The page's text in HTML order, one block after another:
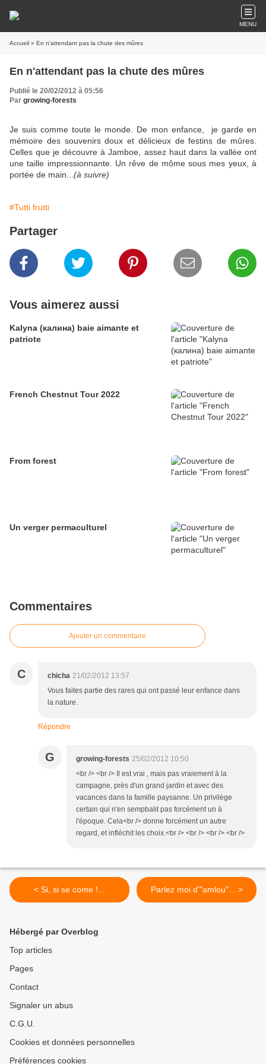
MENU
Accueil » En n'attendant pas la chute des mûres
En n'attendant pas la chute des mûres
Publié le 20/02/2012 à 05:56
Par growing-forests
Je suis comme toute le monde. De mon enfance, je garde en
mémoire des souvenirs doux et délicieux de festins de mûres.
Celles que je découvre à Jamboe, assez haut dans la vallée ont
une taille impressionnante. Un rêve de môme sous mes yeux, à
portée de main... (à suivre)
#Tutti frutti
Partager
Vous aimerez aussi
Kalyna (калина) baie aimante et
patriote
French Chestnut Tour 2022
From forest
Un verger permaculturel
Commentaires
Ajouter un commentaire
C chicha 21/02/2012 13:57
Vous faites partie des rares qui ont passé leur enfance dans
la nature.
Répondre
G growing-forests 25/02/2012 10:50
<br /> <br /> Il est vrai , mais pas vraiement à la
campagne, près d'un grand jardin et avec des
vacances dans la famille paysanne. Un privilège
certain qui n'en sempbalit pas forcément un à
l'époque. Cela<br /> donne forcément un autre
regard, et infléchit les choix.<br /> <br /> <br /> <br />
< Si, si se come !... Parlez moi d'"amlou"... >
Hébergé par Overblog
Top articles
Pages
Contact
Signaler un abus
C.G.U.
Cookies et données personnelles
Préférences cookies